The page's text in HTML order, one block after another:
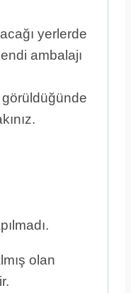
yerlerde
ambalajı
olan